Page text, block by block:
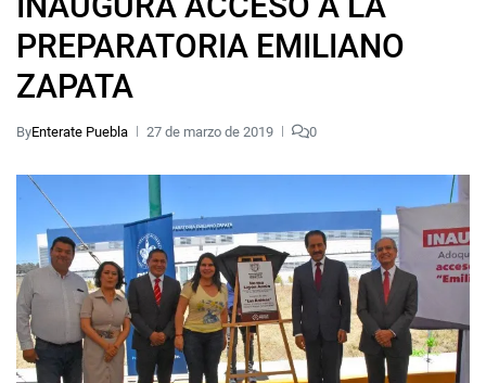
PREPARATORIA EMILIANO
ZAPATA
ByEnterate Puebla 27 de marzo de 2019 0